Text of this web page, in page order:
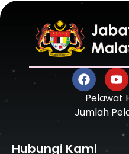
Pelawat
Jumlah
Hubungi Kami